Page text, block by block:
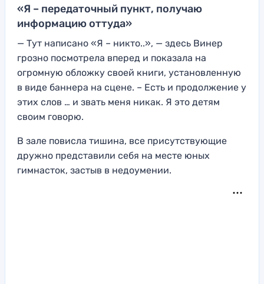
«Я – передаточный пункт, получаю
информацию оттуда»
— Тут написано «Я – никто..», — здесь Винер
грозно посмотрела вперед и показала на
огромную обложку своей книги, установленную
в виде баннера на сцене. – Есть и продолжение у
этих слов … и звать меня никак. Я это детям
своим говорю.
В зале повисла тишина, все присутствующие
дружно представили себя на месте юных
гимнасток, застыв в недоумении.